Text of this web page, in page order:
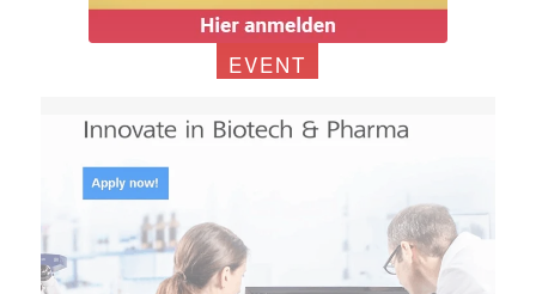
EVENT